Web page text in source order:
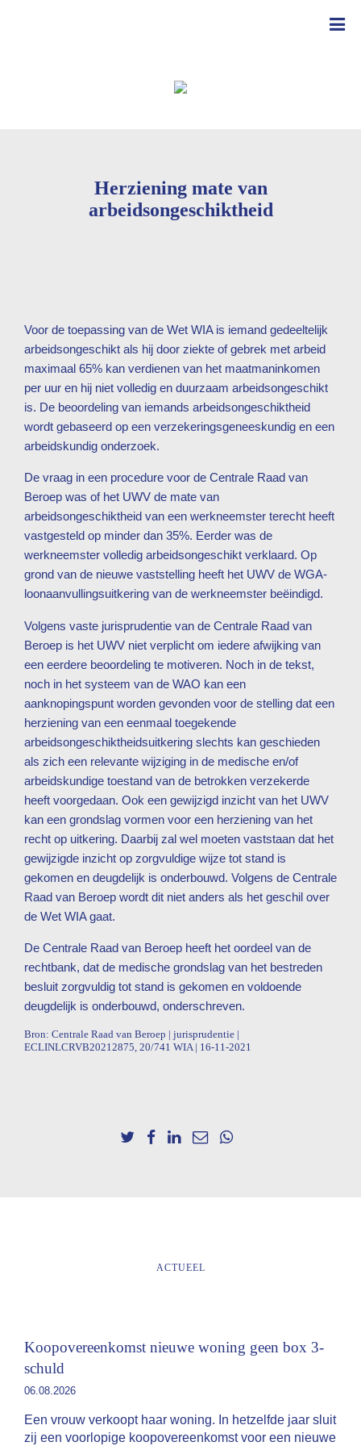
Herziening mate van
arbeidsongeschiktheid
Voor de toepassing van de Wet WIA is iemand gedeeltelijk
arbeidsongeschikt als hij door ziekte of gebrek met arbeid
maximaal 65% kan verdienen van het maatmaninkomen
per uur en hij niet volledig en duurzaam arbeidsongeschikt
is. De beoordeling van iemands arbeidsongeschiktheid
wordt gebaseerd op een verzekeringsgeneeskundig en een
arbeidskundig onderzoek.
De vraag in een procedure voor de Centrale Raad van
Beroep was of het UWV de mate van
arbeidsongeschiktheid van een werkneemster terecht heeft
vastgesteld op minder dan 35%. Eerder was de
werkneemster volledig arbeidsongeschikt verklaard. Op
grond van de nieuwe vaststelling heeft het UWV de WGA-
loonaanvullingsuitkering van de werkneemster beëindigd.
Volgens vaste jurisprudentie van de Centrale Raad van
Beroep is het UWV niet verplicht om iedere afwijking van
een eerdere beoordeling te motiveren. Noch in de tekst,
noch in het systeem van de WAO kan een
aanknopingspunt worden gevonden voor de stelling dat een
herziening van een eenmaal toegekende
arbeidsongeschiktheidsuitkering slechts kan geschieden
als zich een relevante wijziging in de medische en/of
arbeidskundige toestand van de betrokken verzekerde
heeft voorgedaan. Ook een gewijzigd inzicht van het UWV
kan een grondslag vormen voor een herziening van het
recht op uitkering. Daarbij zal wel moeten vaststaan dat het
gewijzigde inzicht op zorgvuldige wijze tot stand is
gekomen en deugdelijk is onderbouwd. Volgens de Centrale
Raad van Beroep wordt dit niet anders als het geschil over
de Wet WIA gaat.
De Centrale Raad van Beroep heeft het oordeel van de
rechtbank, dat de medische grondslag van het bestreden
besluit zorgvuldig tot stand is gekomen en voldoende
deugdelijk is onderbouwd, onderschreven.
Bron: Centrale Raad van Beroep | jurisprudentie |
ECLINLCRVB20212875, 20/741 WIA | 16-11-2021
ACTUEEL
Koopovereenkomst nieuwe woning geen box 3-
schuld
06.08.2026
Een vrouw verkoopt haar woning. In hetzelfde jaar sluit
zij een voorlopige koopovereenkomst voor een nieuwe